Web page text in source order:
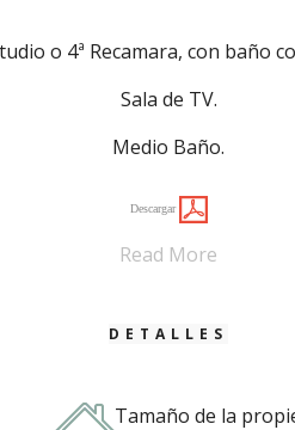
o 4ª Recamara, con baño
Sala de TV.
Medio Baño.
Descargar
Read More
DETALLES
Tamaño de la